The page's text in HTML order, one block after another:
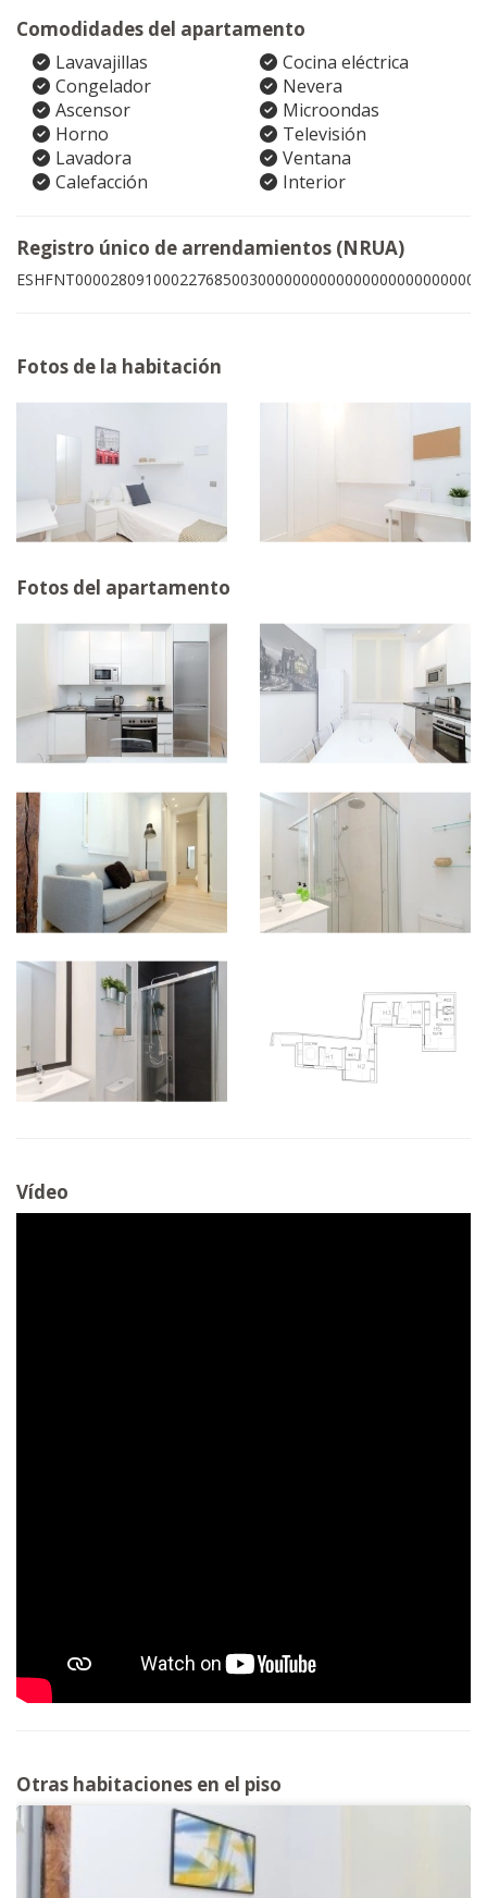
Comodidades del apartamento
Lavavajillas
Cocina eléctrica
Congelador
Nevera
Ascensor
Microondas
Horno
Televisión
Lavadora
Ventana
Calefacción
Interior
Registro único de arrendamientos (NRUA)
ESHFNT00002809100022768500300000000000000000000000005
Fotos de la habitación
Fotos del apartamento
Vídeo
Otras habitaciones en el piso